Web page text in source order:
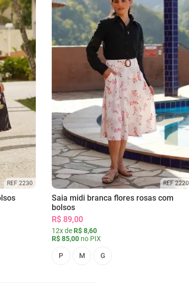
REF 2230 REF 2220
Saia midi branca flores rosas com
bolsos
R$ 89,00
12x de R$ 8,60
R$ 85,00 no PIX
P M G